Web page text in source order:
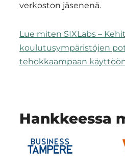
verkoston jäsenenä.
Lue miten SIXLabs –
koulutusympäristöjen
tehokkaampaan
Hankkeessa